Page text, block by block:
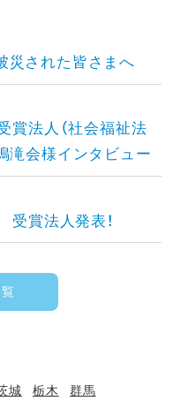
災された皆さまへ
賞法人（社会福祉法
滝会様インタビュー
賞法人発表！
城 栃木 群馬